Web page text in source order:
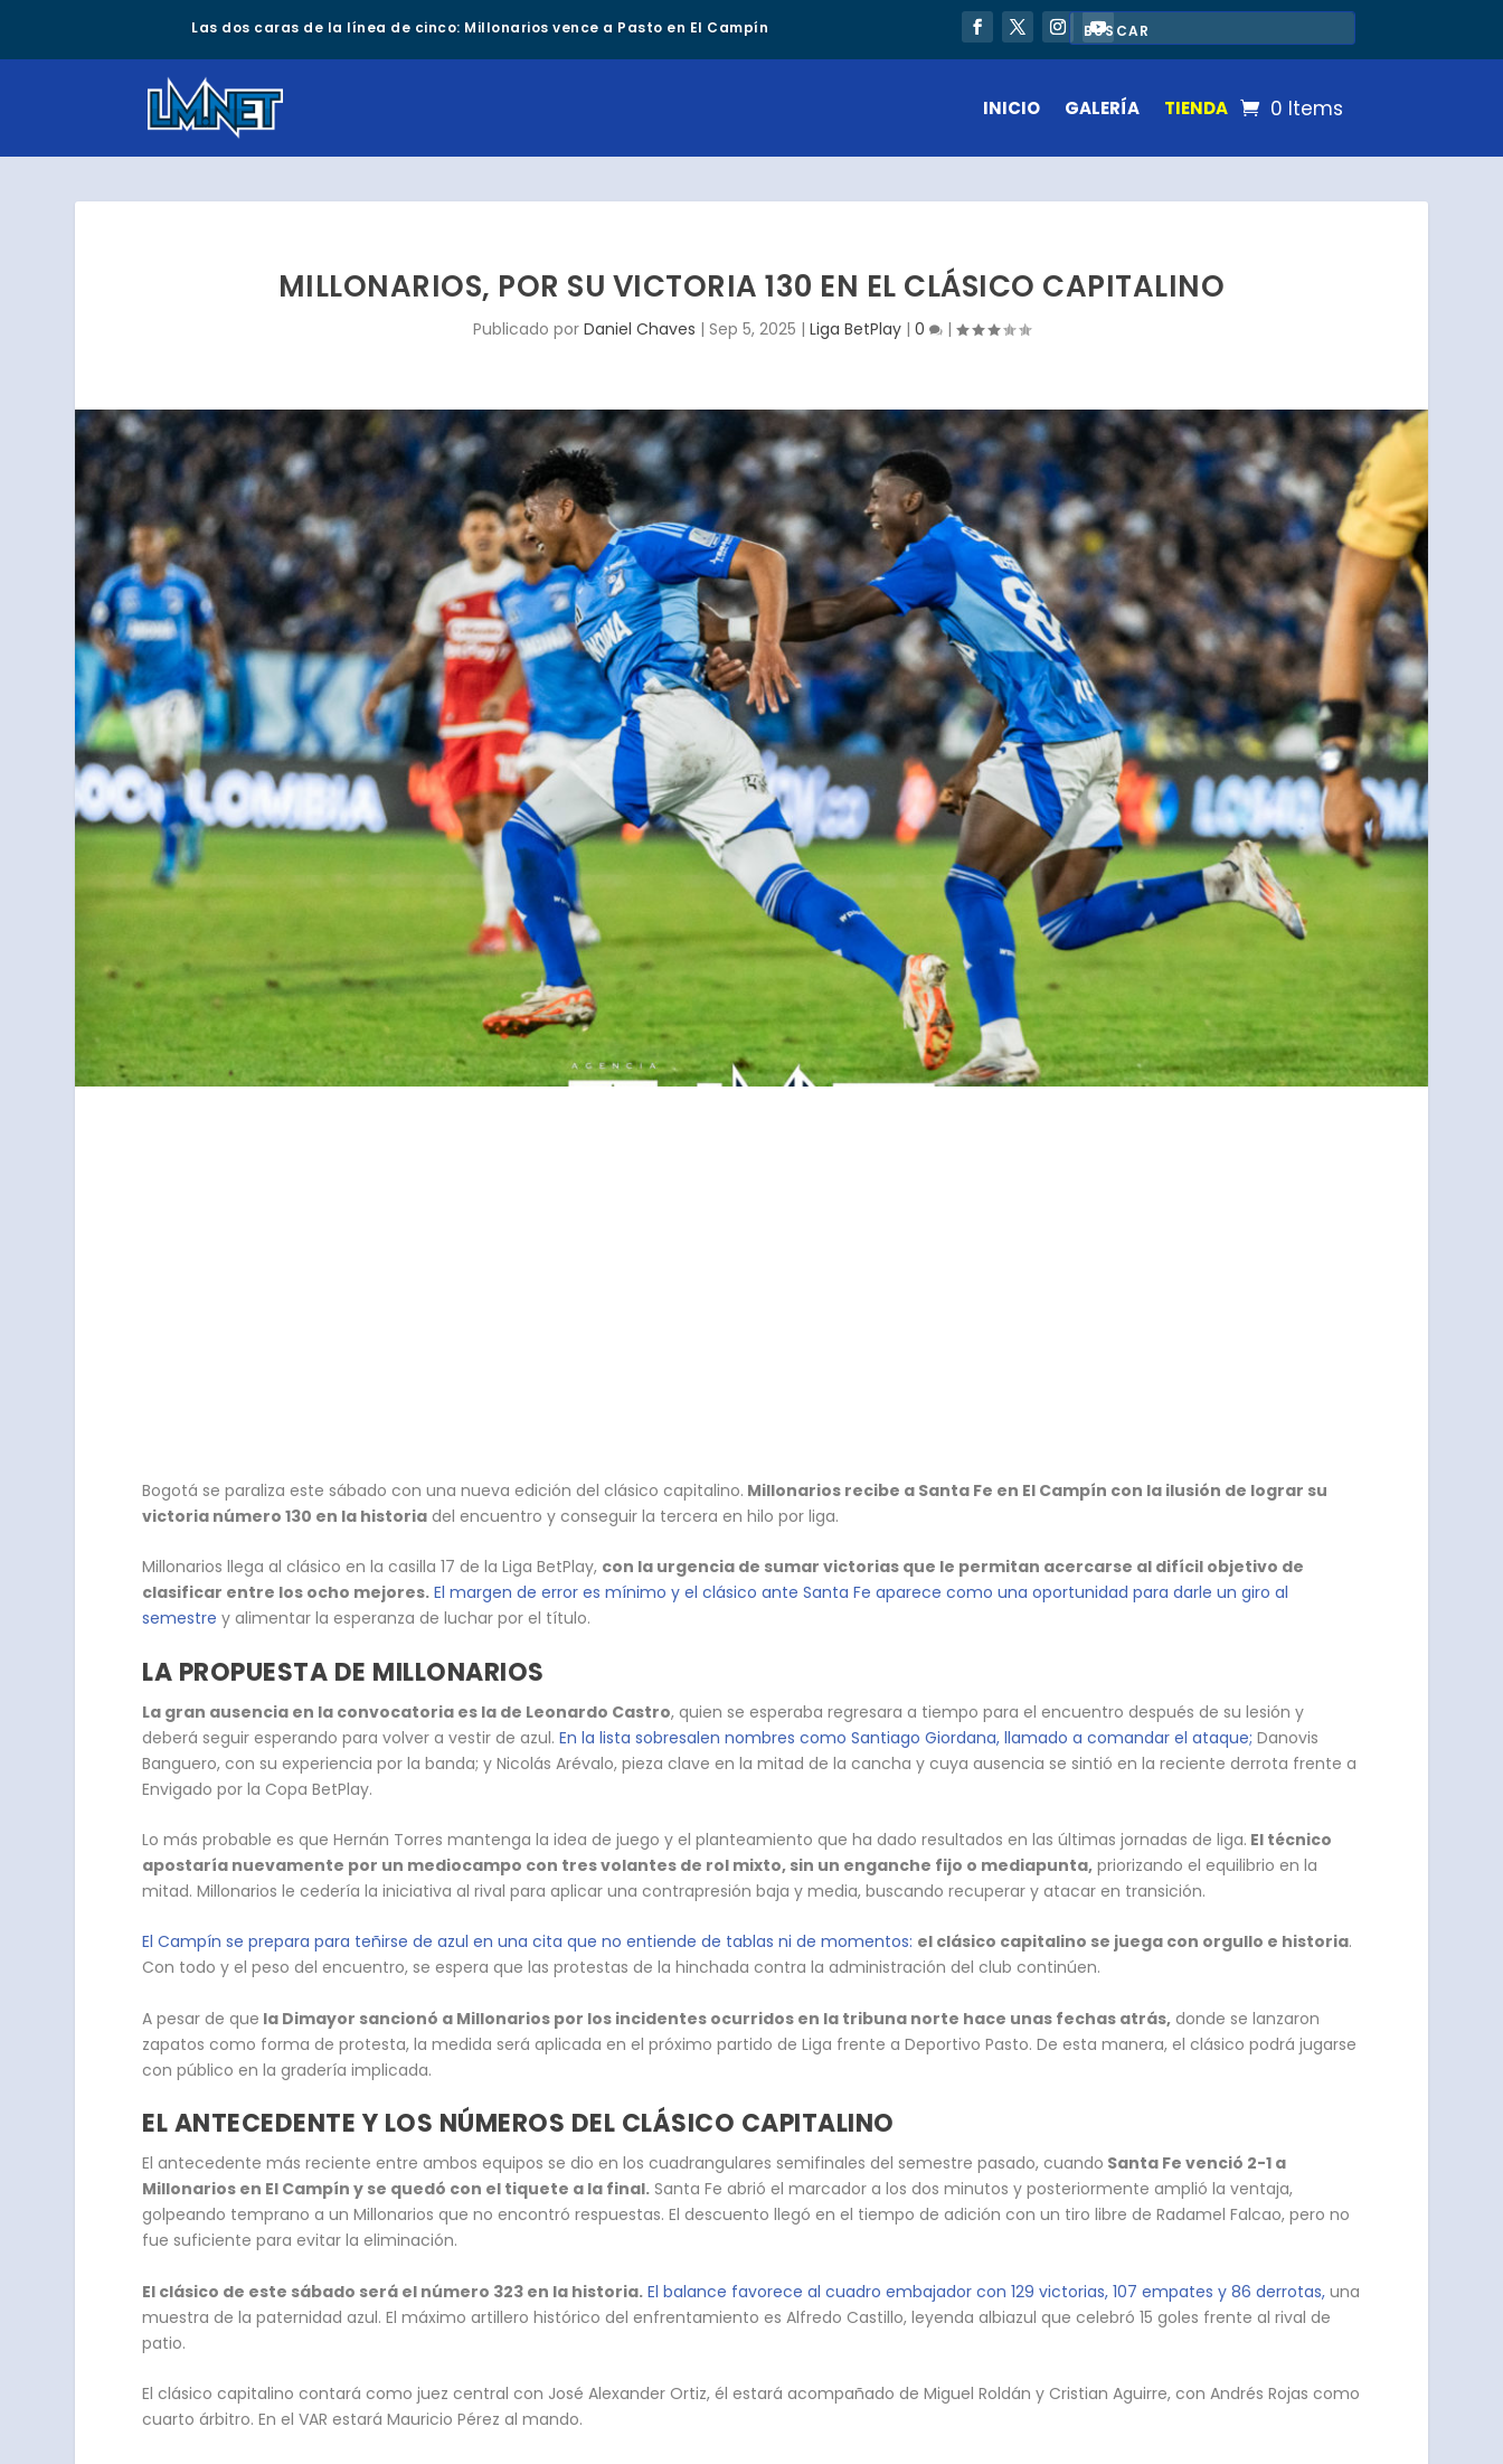
Las dos caras de la línea de cinco: Millonarios vence a Pasto en El Campín
INICIO GALERÍA TIENDA 0 Items
MILLONARIOS, POR SU VICTORIA 130 EN EL CLÁSICO CAPITALINO
Publicado por Daniel Chaves | Sep 5, 2025 | Liga BetPlay | 0 |
Bogotá se paraliza este sábado con una nueva edición del clásico capitalino. Millonarios recibe a Santa Fe en El Campín con la ilusión de lograr su
victoria número 130 en la historia del encuentro y conseguir la tercera en hilo por liga.
Millonarios llega al clásico en la casilla 17 de la Liga BetPlay, con la urgencia de sumar victorias que le permitan acercarse al difícil objetivo de
clasificar entre los ocho mejores. El margen de error es mínimo y el clásico ante Santa Fe aparece como una oportunidad para darle un giro al
semestre y alimentar la esperanza de luchar por el título.
LA PROPUESTA DE MILLONARIOS
La gran ausencia en la convocatoria es la de Leonardo Castro, quien se esperaba regresara a tiempo para el encuentro después de su lesión y
deberá seguir esperando para volver a vestir de azul.En la lista sobresalen nombres como Santiago Giordana, llamado a comandar el ataque; Danovis
Banguero, con su experiencia por la banda; y Nicolás Arévalo, pieza clave en la mitad de la cancha y cuya ausencia se sintió en la reciente derrota frente a
Envigado por la Copa BetPlay.
Lo más probable es que Hernán Torres mantenga la idea de juego y el planteamiento que ha dado resultados en las últimas jornadas de liga. El técnico
apostaría nuevamente por un mediocampo con tres volantes de rol mixto, sin un enganche fijo o mediapunta, priorizando el equilibrio en la
mitad. Millonarios le cedería la iniciativa al rival para aplicar una contrapresión baja y media, buscando recuperar y atacar en transición.
El Campín se prepara para teñirse de azul en una cita que no entiende de tablas ni de momentos: el clásico capitalino se juega con orgullo e historia.
Con todo y el peso del encuentro, se espera que las protestas de la hinchada contra la administración del club continúen.
A pesar de que la Dimayor sancionó a Millonarios por los incidentes ocurridos en la tribuna norte hace unas fechas atrás, donde se lanzaron
zapatos como forma de protesta, la medida será aplicada en el próximo partido de Liga frente a Deportivo Pasto. De esta manera, el clásico podrá jugarse
con público en la gradería implicada.
EL ANTECEDENTE Y LOS NÚMEROS DEL CLÁSICO CAPITALINO
El antecedente más reciente entre ambos equipos se dio en los cuadrangulares semifinales del semestre pasado, cuando Santa Fe venció 2-1 a
Millonarios en El Campín y se quedó con el tiquete a la final. Santa Fe abrió el marcador a los dos minutos y posteriormente amplió la ventaja,
golpeando temprano a un Millonarios que no encontró respuestas. El descuento llegó en el tiempo de adición con un tiro libre de Radamel Falcao, pero no
fue suficiente para evitar la eliminación.
El clásico de este sábado será el número 323 en la historia. El balance favorece al cuadro embajador con 129 victorias, 107 empates y 86 derrotas, una
muestra de la paternidad azul. El máximo artillero histórico del enfrentamiento es Alfredo Castillo, leyenda albiazul que celebró 15 goles frente al rival de
patio.
El clásico capitalino contará como juez central con José Alexander Ortiz, él estará acompañado de Miguel Roldán y Cristian Aguirre, con Andrés Rojas como
cuarto árbitro. En el VAR estará Mauricio Pérez al mando.